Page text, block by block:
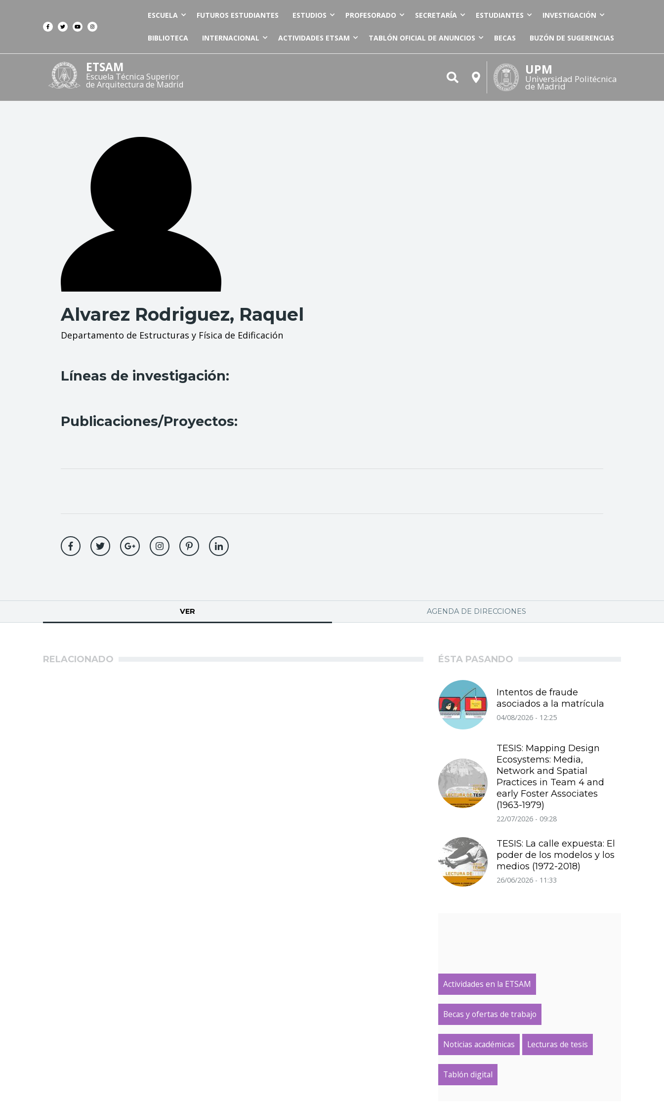
ESCUELA FUTUROS ESTUDIANTES ESTUDIOS PROFESORADO SECRETARÍA ESTUDIANTES INVESTIGACIÓN
BIBLIOTECA INTERNACIONAL ACTIVIDADES ETSAM TABLÓN OFICIAL DE ANUNCIOS BECAS BUZÓN DE SUGERENCIAS
ETSAM
Escuela Técnica Superior
de Arquitectura de Madrid
UPM
Universidad Politécnica
de Madrid
Alvarez Rodriguez, Raquel
Departamento de Estructuras y Física de Edificación
Líneas de investigación:
Publicaciones/Proyectos:
principales
VER AGENDA DE DIRECCIONES
RELACIONADO ÉSTA PASANDO
Intentos de fraude
asociados a la matrícula
04/08/2026 - 12:25
TESIS: Mapping Design
Ecosystems: Media,
Network and Spatial
Practices in Team 4 and
early Foster Associates
(1963-1979)
22/07/2026 - 09:28
TESIS: La calle expuesta: El
poder de los modelos y los
medios (1972-2018)
26/06/2026 - 11:33
Actividades en la ETSAM
Becas y ofertas de trabajo
Noticias académicas Lecturas de tesis
Tablón digital